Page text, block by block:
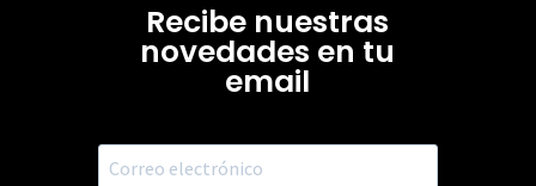
Recibe nuestras
novedades en tu
email